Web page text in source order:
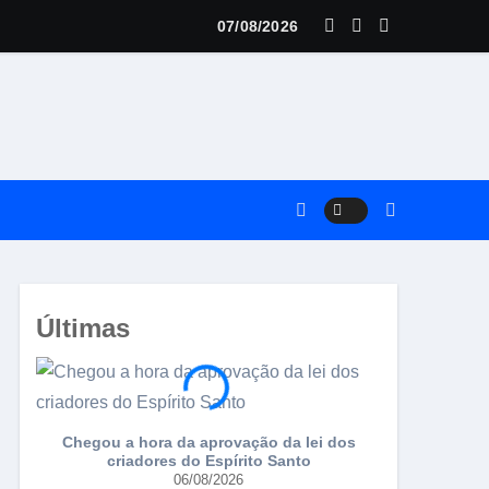
07/08/2026
Últimas
Chegou a hora da aprovação da lei dos
criadores do Espírito Santo
06/08/2026